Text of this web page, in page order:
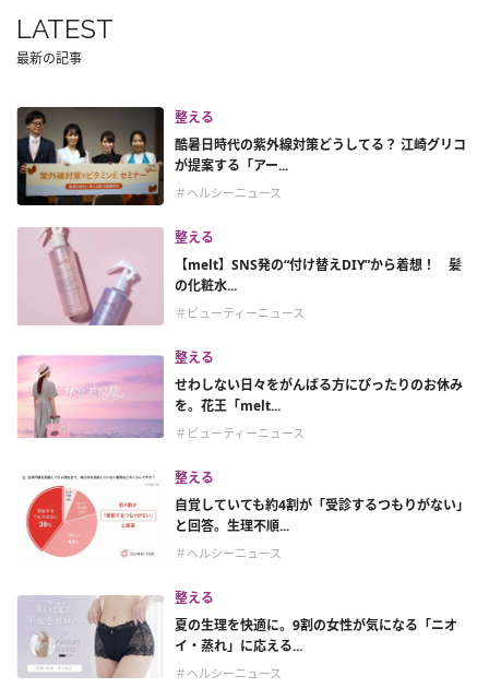
LATEST
最新の記事
整える
酷暑日時代の紫外線対策どうしてる？ 江崎グリコ
が提案する「アー...
＃ヘルシーニュース
整える
【melt】SNS発の“付け替えDIY”から着想！ 髪
の化粧水...
＃ビューティーニュース
整える
せわしない日々をがんばる方にぴったりのお休み
を。花王「melt...
＃ビューティーニュース
整える
自覚していても約4割が「受診するつもりがない」
と回答。生理不順...
＃ヘルシーニュース
整える
夏の生理を快適に。9割の女性が気になる「ニオ
イ・蒸れ」に応える...
＃ヘルシーニュース